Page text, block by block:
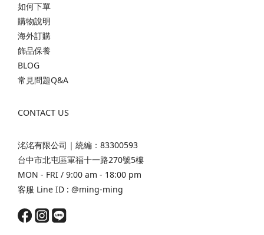
如何下單
購物說明
海外訂購
飾品保養
BLOG
常見問題Q&A
CONTACT US
洺洺有限公司｜統編：83300593
台中市北屯區軍福十一路270號5樓
MON - FRI / 9:00 am - 18:00 pm
客服 Line ID : @ming-ming